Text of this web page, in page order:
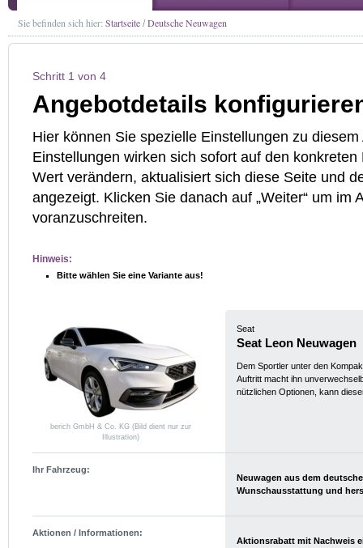
Sie befinden sich hier: Startseite / Deutsche Neuwagen
Schritt 1 von 4
Angebotdetails
Hier können Sie spezielle Einstellungen zu
Einstellungen wirken sich sofort auf den
Wert verändern, aktualisiert sich diese Seite und
angezeigt. Klicken Sie danach auf „Weiter“ um im
voranzuschreiten.
Hinweis:
Bitte wählen Sie eine Variante aus!
berich GmbH & Co. KG (Bild dient nur zur
Illustration)
Seat
Seat Leon Neuwagen
Dem Sportler unter den
Auftritt macht ihn
nützlichen Optionen, kann
Ihr Fahrzeug:
Neuwagen aus dem
Aktionen / Informationen:
Aktionsrabatt mit Nachweis